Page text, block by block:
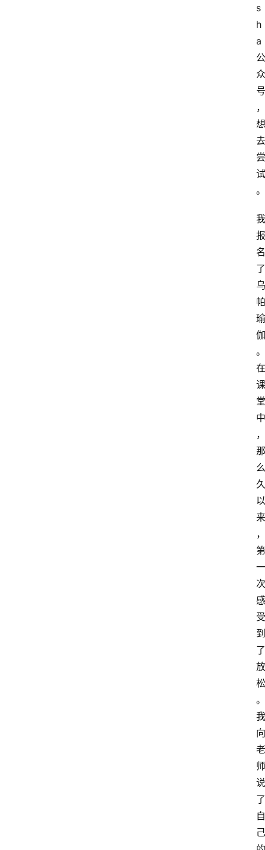
s
h
a
公
众
号
，
想
去
尝
试
。
我
报
名
了
乌
帕
瑜
伽
。
在
课
堂
中
，
那
么
久
以
来
，
第
一
次
感
受
到
了
放
松
。
我
向
老
师
说
了
自
己